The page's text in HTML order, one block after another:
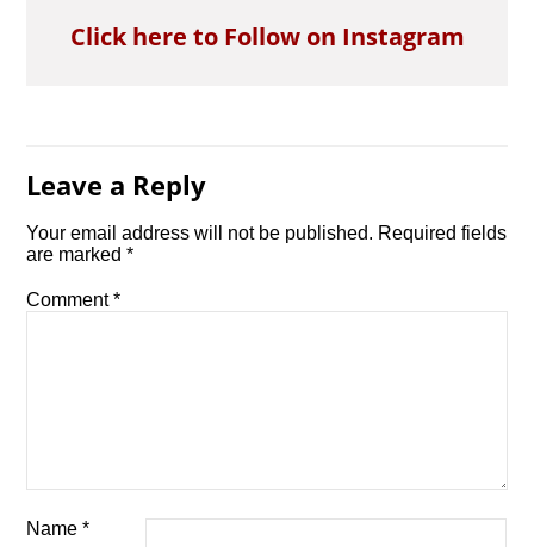
Click here to Follow on Instagram
Leave a Reply
Your email address will not be published. Required fields
are marked*
Comment*
Name*